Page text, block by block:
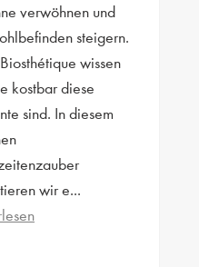
verwöhnen und
steigern.
wissen
kostbar diese
sind. In diesem
wir e...